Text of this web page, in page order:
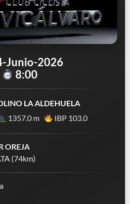
Junio-2026
8:00
LA ALDEHUELA
1357.0 m IBP 103.0
OREJA
(74km)